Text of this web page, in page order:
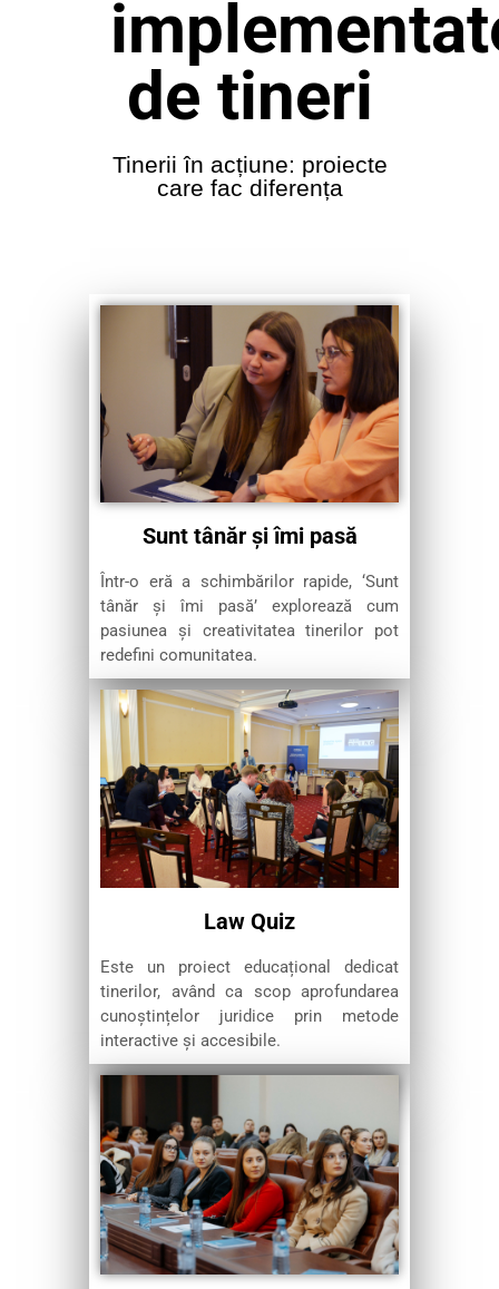
de tineri
Tinerii în acțiune: proiecte
care fac diferența
Sunt tânăr și îmi pasă
Într-o eră a schimbărilor rapide, ‘Sunt
tânăr și îmi pasă’ explorează cum
pasiunea și creativitatea tinerilor pot
redefini comunitatea.
Law Quiz
Este un proiect educațional dedicat
tinerilor, având ca scop aprofundarea
cunoștințelor juridice prin metode
interactive și accesibile.